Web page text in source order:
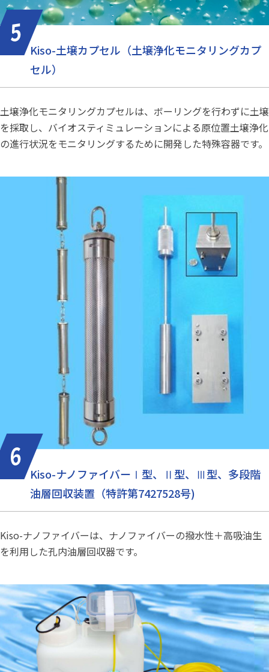
Kiso-土壌カプセル（土壌浄化モニタリングカプ
セル）
土壌浄化モニタリングカプセルは、ボーリングを行わずに土壌
を採取し、バイオスティミュレーションによる原位置土壌浄化
の進行状況をモニタリングするために開発した特殊容器です。
Kiso-ナノファイバーⅠ型、Ⅱ型、Ⅲ型、多段階
油層回収装置（特許第7427528号)
Kiso-ナノファイバーは、ナノファイバーの撥水性＋高吸油生
を利用した孔内油層回収器です。